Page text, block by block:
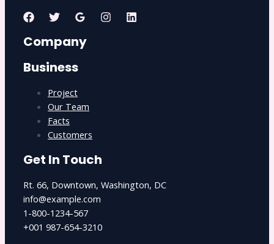
Company
Business
Project
Our Team
Facts
Customers
Get In Touch
Rt. 66, Downtown, Washington, DC
info@example.com​
1-800-1234-567
+001 987-654-3210